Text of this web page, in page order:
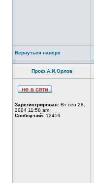
Вернуться наверх
Проф.А.И.Орлов
Зарегистрирован: Вт сен 28,
2004 11:58 am
Сообщений: 12459